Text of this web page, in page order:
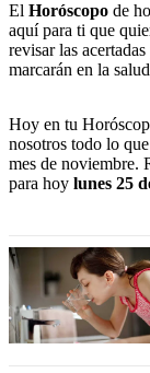
El Horóscopo de
aquí para ti que
revisar las
marcarán en la
Hoy en tu
nosotros todo lo
mes de noviembre.
para hoy lunes 25